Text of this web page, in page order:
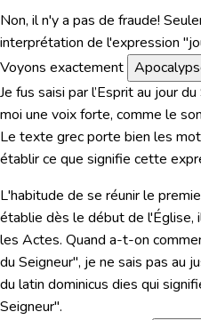
Non, il n'y a pas de fraude!
interprétation de l'expression "
Voyons exactement
Je fus saisi par l’Esprit au jour
moi une voix forte, comme le
Le texte grec porte bien les
établirce que signifie cette
L'habitude de se réunir le
établie dès le début de l'Église,
les Actes. Quand a-t-on
du Seigneur", je ne sais pas au
du latin dominicus dies qui
Seigneur".